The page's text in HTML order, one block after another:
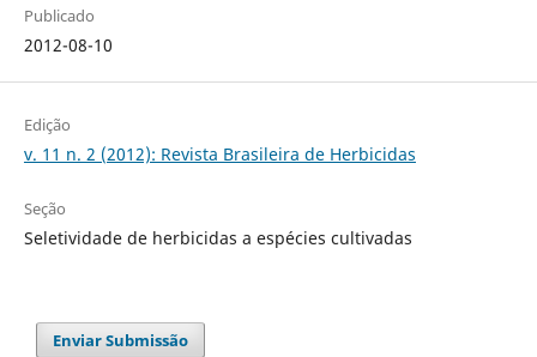
Publicado
2012-08-10
Edição
v. 11 n. 2 (2012): Revista Brasileira de Herbicidas
Seção
Seletividade de herbicidas a espécies cultivadas
Enviar Submissão